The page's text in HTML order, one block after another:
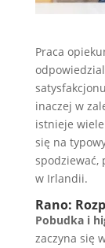
Praca
inaczej w
istnieje
się na
spodziewać,
w Irlandii.
Rano:
Pobudka i
zaczyna się